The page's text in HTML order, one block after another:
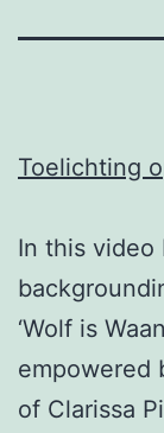
Toelichting
In this video
‘Wolf is
empowered
of Clarissa